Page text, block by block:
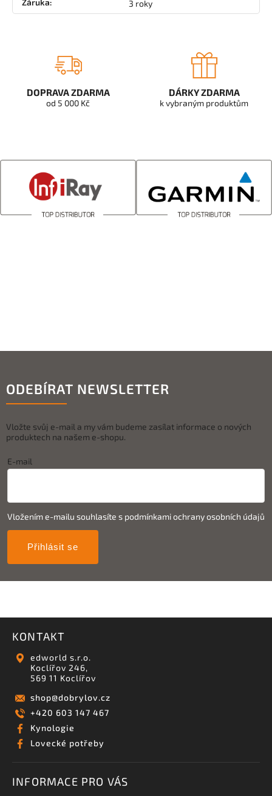
3 roky
DOPRAVA ZDARMA
od 5 000 Kč
DÁRKY ZDARMA
k vybraným produktům
ODEBÍRAT NEWSLETTER
Vložte svůj e-mail a my vám budeme zasílat informace o nových
produktech na našem e-shopu.
E-mail
Vložením e-mailu souhlasíte s podmínkami ochrany osobních údajů
Přihlásit se
KONTAKT
edworld s.r.o.
Koclířov 246,
569 11 Koclířov
shop@dobrylov.cz
+420 603 147 467
Kynologie
Lovecké potřeby
INFORMACE PRO VÁS